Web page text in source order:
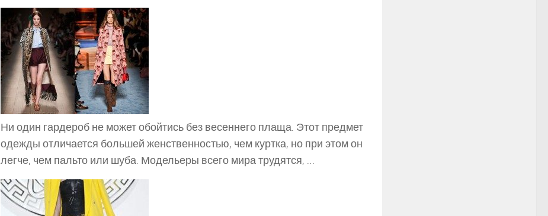
Ни один гардероб не может обойтись без весеннего плаща. Этот предмет
одежды отличается большей женственностью, чем куртка, но при этом он
легче, чем пальто или шуба. Модельеры всего мира трудятся, …